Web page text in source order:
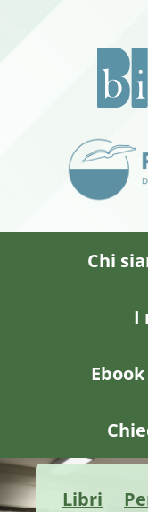
Chi
I
Libri